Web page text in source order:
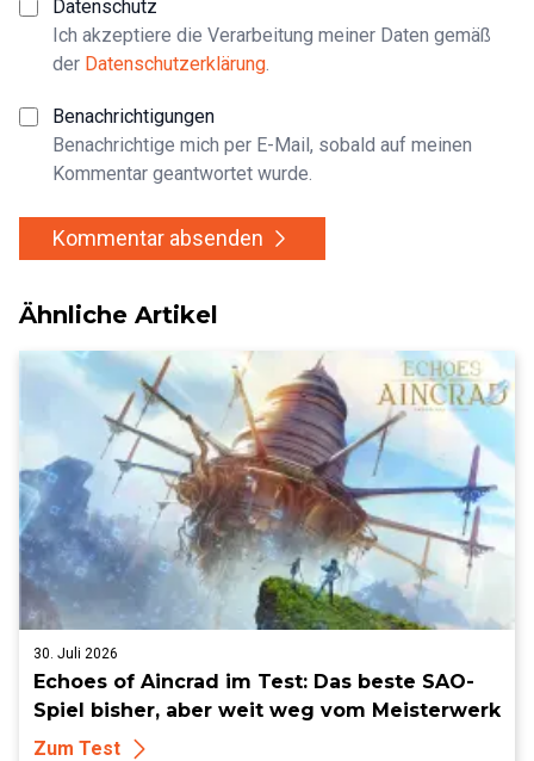
Datenschutz
Ich akzeptiere die Verarbeitung meiner Daten gemäß
der Datenschutzerklärung.
Benachrichtigungen
Benachrichtige mich per E-Mail, sobald auf meinen
Kommentar geantwortet wurde.
Kommentar absenden
Ähnliche Artikel
30. Juli 2026
Echoes of Aincrad im Test: Das beste SAO-
Spiel bisher, aber weit weg vom Meisterwerk
Zum Test